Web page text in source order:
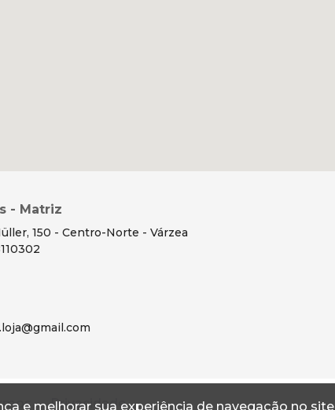
e melhorar sua experiência de navegação no site
- Matriz
150 - Centro-Norte - Várzea
Privacidade